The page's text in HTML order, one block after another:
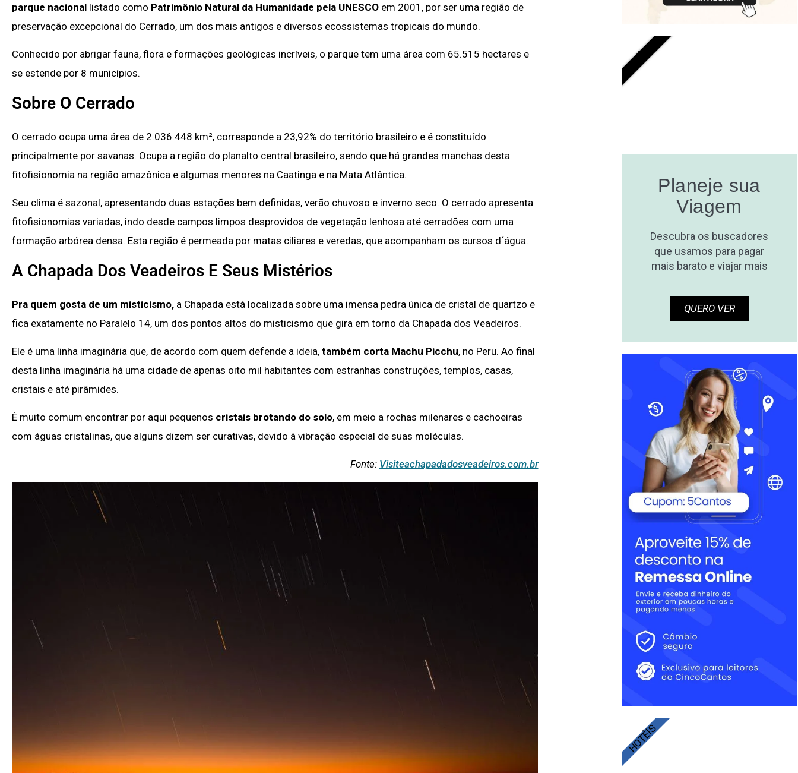
parque nacional listado como Patrimônio Natural da Humanidade pela UNESCO em 2001, por ser uma região de
preservação excepcional do Cerrado, um dos mais antigos e diversos ecossistemas tropicais do mundo.
Conhecido por abrigar fauna, flora e formações geológicas incríveis, o parque tem uma área com 65.515 hectares e
se estende por 8 municípios.
Sobre O Cerrado
O cerrado ocupa uma área de 2.036.448 km², corresponde a 23,92% do território brasileiro e é constituído
principalmente por savanas. Ocupa a região do planalto central brasileiro, sendo que há grandes manchas desta
fitofisionomia na região amazônica e algumas menores na Caatinga e na Mata Atlântica.
Seu clima é sazonal, apresentando duas estações bem definidas, verão chuvoso e inverno seco. O cerrado apresenta
fitofisionomias variadas, indo desde campos limpos desprovidos de vegetação lenhosa até cerradões com uma
formação arbórea densa. Esta região é permeada por matas ciliares e veredas, que acompanham os cursos d´água.
A Chapada Dos Veadeiros E Seus Mistérios
Pra quem gosta de um misticismo, a Chapada está localizada sobre uma imensa pedra única de cristal de quartzo e
fica exatamente no Paralelo 14, um dos pontos altos do misticismo que gira em torno da Chapada dos Veadeiros.
Ele é uma linha imaginária que, de acordo com quem defende a ideia, também corta Machu Picchu, no Peru. Ao final
desta linha imaginária há uma cidade de apenas oito mil habitantes com estranhas construções, templos, casas,
cristais e até pirâmides.
É muito comum encontrar por aqui pequenos cristais brotando do solo, em meio a rochas milenares e cachoeiras
com águas cristalinas, que alguns dizem ser curativas, devido à vibração especial de suas moléculas.
Fonte: Visiteachapadadosveadeiros.com.br
Planeje sua
Viagem
Descubra os buscadores
que usamos para pagar
mais barato e viajar mais
QUERO VER
GRÁTIS
HOTÉIS